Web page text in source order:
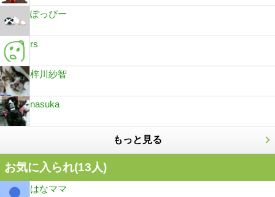
ぽっぴー
rs
梓川紗智
nasuka
もっと見る
お気に入られ(13人)
はなママ